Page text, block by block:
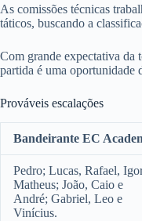
As comissões técnicas
táticos, buscando a
Com grande expectativa da
partida é uma oportunidade
Prováveis escalações
Bandeirante EC
Pedro; Lucas, Rafael,
Matheus; João, Caio e
André; Gabriel, Leo e
Vinícius.